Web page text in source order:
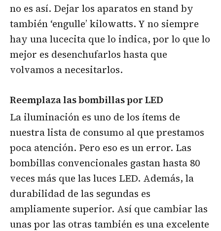
no es así. Dejar los aparatos en stand by
también ‘engulle’ kilowatts. Y no siempre
hay una lucecita que lo indica, por lo que lo
mejor es desenchufarlos hasta que
volvamos a necesitarlos.
Reemplaza las bombillas por LED
La iluminación es uno de los ítems de
nuestra lista de consumo al que prestamos
poca atención. Pero eso es un error. Las
bombillas convencionales gastan hasta 80
veces más que las luces LED. Además, la
durabilidad de las segundas es
ampliamente superior. Así que cambiar las
unas por las otras también es una excelente